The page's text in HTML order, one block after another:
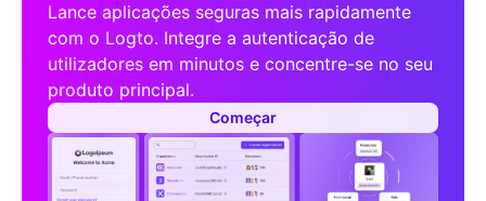
Lance aplicações seguras mais rapidamente
com o Logto. Integre a autenticação de
utilizadores em minutos e concentre-se no seu
produto principal.
Começar